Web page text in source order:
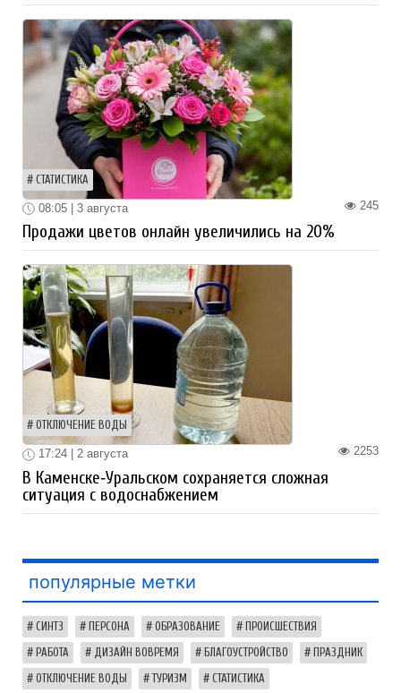
СТАТИСТИКА
245
08:05 | 3 августа
Продажи цветов онлайн увеличились на 20%
ОТКЛЮЧЕНИЕ ВОДЫ
2253
17:24 | 2 августа
В Каменске‑Уральском сохраняется сложная
ситуация с водоснабжением
популярные метки
СИНТЗ ПЕРСОНА ОБРАЗОВАНИЕ ПРОИСШЕСТВИЯ
РАБОТА ДИЗАЙН ВОВРЕМЯ БЛАГОУСТРОЙСТВО ПРАЗДНИК
ОТКЛЮЧЕНИЕ ВОДЫ ТУРИЗМ СТАТИСТИКА